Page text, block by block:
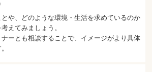
や、どのような環境・生活を求めているのか
えてみましょう。
ーとも相談することで、イメージがより具体